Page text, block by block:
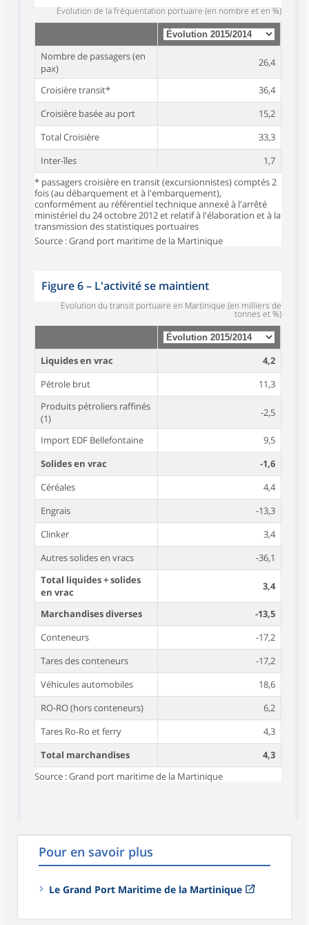
Evolution de la fréquentation portuaire (en nombre et en %)
Nombre de passagers (en
pax)
26,4
Croisière transit*
36,4
Croisière basée au port
15,2
Total Croisière
33,3
Inter-îles
1,7
* passagers croisière en transit (excursionnistes) comptés 2
fois (au débarquement et à l'embarquement),
conformément au référentiel technique annexé à l'arrêté
ministériel du 24 octobre 2012 et relatif à l'élaboration et à la
transmission des statistiques portuaires
Source : Grand port maritime de la Martinique
Figure 6– L'activité se maintient
Evolution du transit portuaire en Martinique (en milliers de
tonnes et %)
Liquides en vrac
4,2
Pétrole brut
11,3
Produits pétroliers raffinés
(1)
-2,5
Import EDF Bellefontaine
9,5
Solides en vrac
-1,6
Céréales
4,4
Engrais
-13,3
Clinker
3,4
Autres solides en vracs
-36,1
Total liquides + solides
en vrac
3,4
Marchandises diverses
-13,5
Conteneurs
-17,2
Tares des conteneurs
-17,2
Véhicules automobiles
18,6
RO-RO (hors conteneurs)
6,2
Tares Ro-Ro et ferry
4,3
Total marchandises
4,3
Source : Grand port maritime de la Martinique
Pour en savoir plus
Le Grand Port Maritime de la Martinique